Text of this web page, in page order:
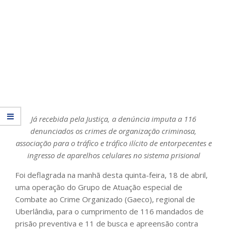
Já recebida pela Justiça, a denúncia imputa a 116
denunciados os crimes de organização criminosa,
associação para o tráfico e tráfico ilícito de entorpecentes e
ingresso de aparelhos celulares no sistema prisional
Foi deflagrada na manhã desta quinta-feira, 18 de abril,
uma operação do Grupo de Atuação especial de
Combate ao Crime Organizado (Gaeco), regional de
Uberlândia, para o cumprimento de 116 mandados de
prisão preventiva e 11 de busca e apreensão contra